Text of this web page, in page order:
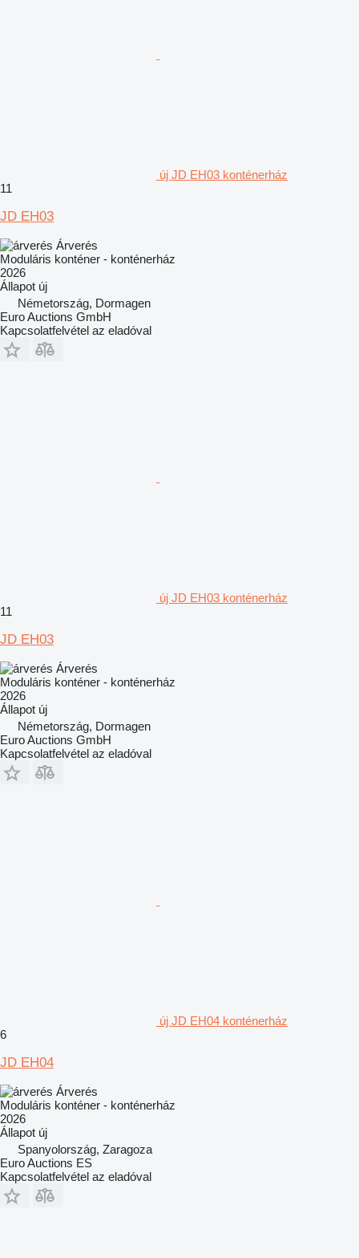
új JD EH03 konténerház
11
JD EH03
Árverés
Moduláris konténer - konténerház
2026
Állapot új
Németország, Dormagen
Euro Auctions GmbH
Kapcsolatfelvétel az eladóval
új JD EH03 konténerház
11
JD EH03
Árverés
Moduláris konténer - konténerház
2026
Állapot új
Németország, Dormagen
Euro Auctions GmbH
Kapcsolatfelvétel az eladóval
új JD EH04 konténerház
6
JD EH04
Árverés
Moduláris konténer - konténerház
2026
Állapot új
Spanyolország, Zaragoza
Euro Auctions ES
Kapcsolatfelvétel az eladóval